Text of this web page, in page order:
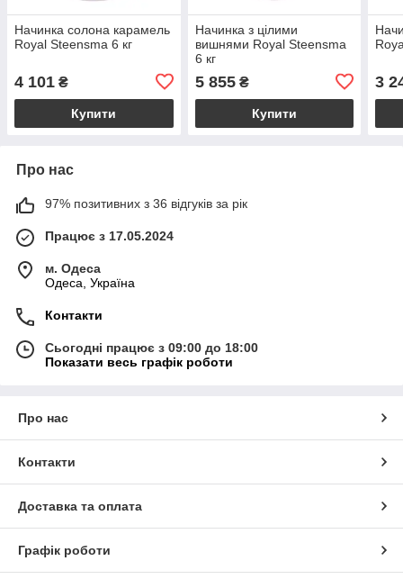
Начинка солона карамель
Royal Steensma 6 кг
4 101 ₴
Купити
Начинка з цілими
вишнями Royal Steensma
6 кг
5 855₴
Купити
3
Про нас
97% позитивних з 36 відгуків за рік
Працює з 17.05.2024
м. Одеса
Одеса, Україна
Контакти
Сьогодні працює з 09:00 до 18:00
Показати весь графік роботи
Про нас
Контакти
Доставка та оплата
Графік роботи